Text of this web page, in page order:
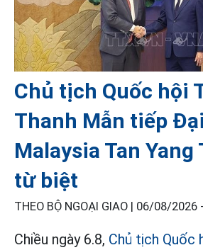
Chủ tịch Quốc hội
Thanh Mẫn tiếp
Malaysia Tan Yang
từ biệt
THEO BỘ NGOẠI GIAO | 06/08/2026
Chiều ngày 6.8, Chủ tịch Quốc